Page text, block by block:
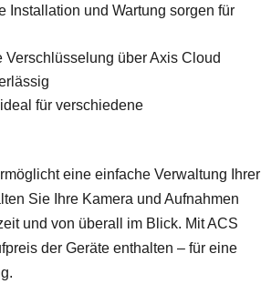
Installation und Wartung sorgen für
über Axis Cloud
für verschiedene
eine einfache Verwaltung Ihrer
Sie Ihre Kamera und Aufnahmen
und von überall im Blick. Mit ACS
der Geräte enthalten – für eine